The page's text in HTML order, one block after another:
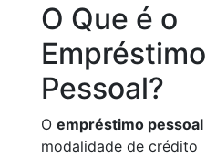
O Que é o
Empréstimo
Pessoal?
O empréstimo pessoal
modalidade de crédito